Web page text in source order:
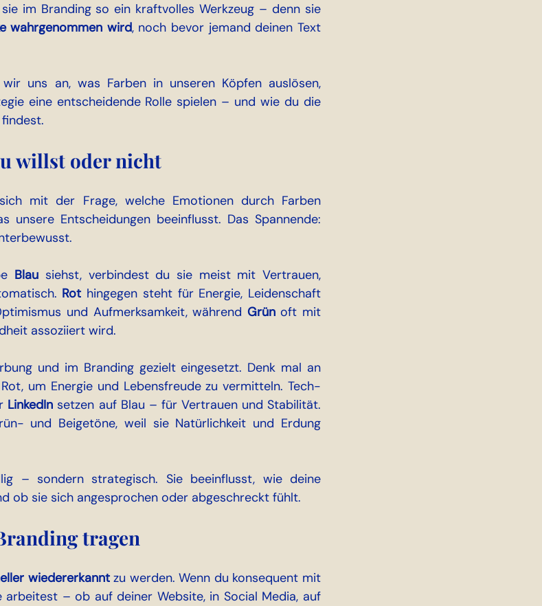
im Branding so ein kraftvolles Werkzeug – denn sie
wahrgenommen wird, noch bevor jemand deinen Text
uns an, was Farben in unseren Köpfen auslösen,
findest.
willst oder nicht
mit der Frage, welche Emotionen durch Farben
Entscheidungen beeinflusst. Das Spannende:
Blau siehst, verbindest du sie meist mit Vertrauen,
Rot hingegen steht für Energie, Leidenschaft
und Aufmerksamkeit, während Grün oft mit
assoziiert wird.
und im Branding gezielt eingesetzt. Denk mal an
um Energie und Lebensfreude zu vermitteln. Tech-
LinkedIn setzen auf Blau – für Vertrauen und Stabilität.
und Beigetöne, weil sie Natürlichkeit und Erdung
– sondern strategisch. Sie beeinflusst, wie deine
ob sie sich angesprochen oder abgeschreckt fühlt.
tragen
wiedererkannt zu werden. Wenn du konsequent mit
– ob auf deiner Website, in Social Media, auf